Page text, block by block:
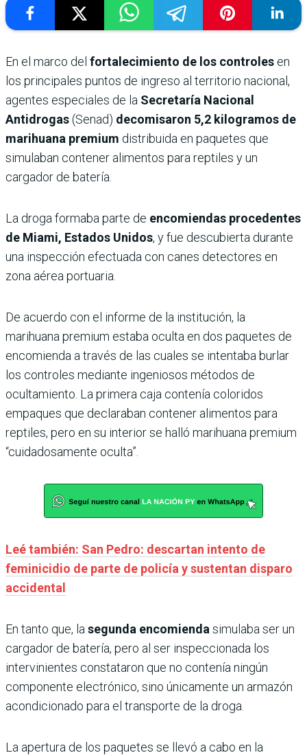
En el marco del fortalecimiento de los controles en
los principales puntos de ingreso al territorio nacional,
agentes especiales de la Secretaría Nacional
Antidrogas(Senad) decomisaron 5,2 kilogramos de
marihuana premium distribuida en paquetes que
simulaban contener alimentos para reptiles y un
cargador de batería.
La droga formaba parte de encomiendas procedentes
de Miami, Estados Unidos, y fue descubierta durante
una inspección efectuada con canes detectores en
zona aérea portuaria.
De acuerdo con el informe de la institución, la
marihuana premium estaba oculta en dos paquetes de
encomienda a través de las cuales se intentaba burlar
los controles mediante ingeniosos métodos de
ocultamiento. La primera caja contenía coloridos
empaques que declaraban contener alimentos para
reptiles, pero en su interior se halló marihuana premium
“cuidadosamente oculta”.
Leé también: San Pedro: descartan intento de
feminicidio de parte de policía y sustentan disparo
accidental
En tanto que, la segunda encomienda simulaba ser un
cargador de batería, pero al ser inspeccionada los
intervinientes constataron que no contenía ningún
componente electrónico, sino únicamente un armazón
acondicionado para el transporte de la droga.
La apertura de los paquetes se llevó a cabo en la